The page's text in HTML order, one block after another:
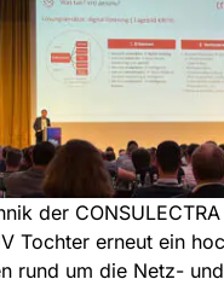
der
Tochter erneut ein
rund um die Netz-